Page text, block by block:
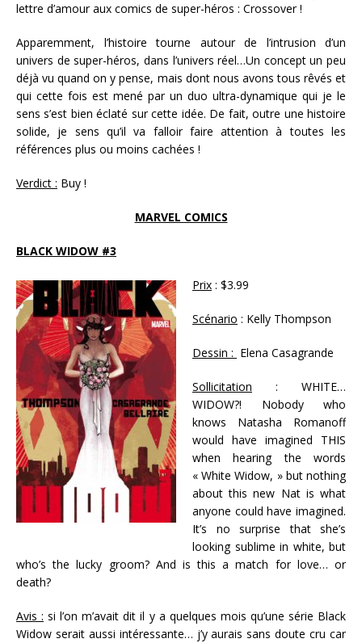
lettre d’amour aux comics de super-héros : Crossover !
Apparemment, l’histoire tourne autour de l’intrusion d’un
univers de super-héros, dans l’univers réel…Un concept un peu
déjà vu quand on y pense, mais dont nous avons tous rêvés et
qui cette fois est mené par un duo ultra-dynamique qui je le
sens s’est bien éclaté sur cette idée. De fait, outre une histoire
solide, je sens qu’il va falloir faire attention à toutes les
références plus ou moins cachées !
Verdict : Buy !
MARVEL COMICS
BLACK WIDOW #3
Prix : $3.99
Scénario : Kelly Thompson
Dessin : Elena Casagrande
Sollicitation : WHITE…
WIDOW?! Nobody who
knows Natasha Romanoff
would have imagined THIS
when hearing the words
« White Widow, » but nothing
about this new Nat is what
anyone could have imagined.
It’s no surprise that she’s
looking sublime in white, but
who’s the lucky groom? And is this a match for love… or
death?
Avis : si l’on m’avait dit il y a quelques mois qu’une série Black
Widow serait aussi intéressante… j’y aurais sans doute cru car